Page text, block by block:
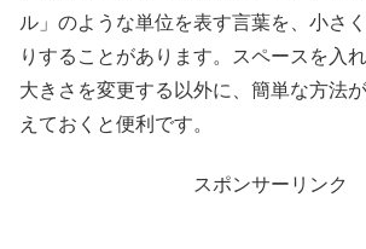
ル」のような単位を表す言葉を、小さ
りすることがあります。スペースを入
大きさを変更する以外に、簡単な方法
えておくと便利です。
スポンサーリンク